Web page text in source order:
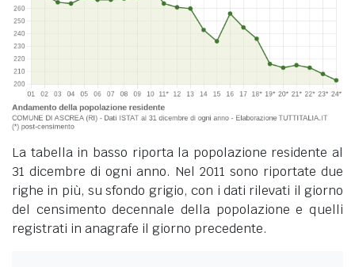
La tabella in basso riporta la popolazione residente al
31 dicembre di ogni anno. Nel 2011 sono riportate due
righe in più, su sfondo grigio, con i dati rilevati il giorno
del censimento decennale della popolazione e quelli
registrati in anagrafe il giorno precedente.